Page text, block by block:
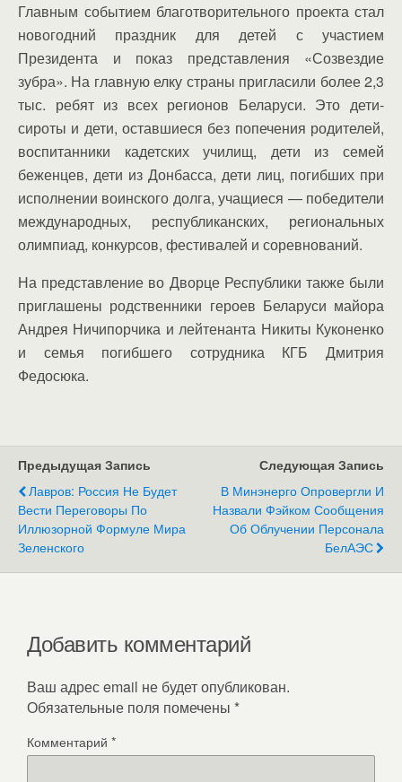
Главным событием благотворительного проекта стал
новогодний праздник для детей с участием
Президента и показ представления «Созвездие
зубра». На главную елку страны пригласили более 2,3
тыс. ребят из всех регионов Беларуси. Это дети-
сироты и дети, оставшиеся без попечения родителей,
воспитанники кадетских училищ, дети из семей
беженцев, дети из Донбасса, дети лиц, погибших при
исполнении воинского долга, учащиеся — победители
международных, республиканских, региональных
олимпиад, конкурсов, фестивалей и соревнований.
На представление во Дворце Республики также были
приглашены родственники героев Беларуси майора
Андрея Ничипорчика и лейтенанта Никиты Куконенко
и семья погибшего сотрудника КГБ Дмитрия
Федосюка.
Предыдущая Запись
Лавров: Россия Не Будет
Вести Переговоры По
Иллюзорной Формуле Мира
Зеленского
Следующая Запись
В Минэнерго Опровергли И
Назвали Фэйком Сообщения
Об Облучении Персонала
БелАЭС
Добавить комментарий
Ваш адрес email не будет опубликован.
Обязательные поля помечены *
Комментарий *